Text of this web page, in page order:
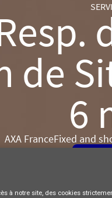
de
6
AXA FranceFixed and
à notre site, des cookies